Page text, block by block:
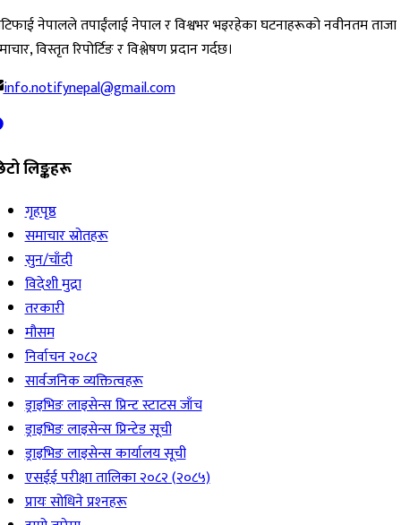
नेपालले तपाईंलाई नेपाल र विश्वभर भइरहेका घटनाहरूको नवीनतम ताजा
विस्तृत रिपोर्टिङ र विश्लेषण प्रदान गर्दछ।
info.notifynepal@gmail.com
लिङ्कहरू
गृहपृष्ठ
समाचार स्रोतहरू
सुन/चाँदी
विदेशी मुद्रा
तरकारी
मौसम
निर्वाचन २०८२
सार्वजनिक व्यक्तित्वहरू
ड्राइभिङ लाइसेन्स प्रिन्ट स्टाटस जाँच
ड्राइभिङ लाइसेन्स प्रिन्टेड सूची
ड्राइभिङ लाइसेन्स कार्यालय सूची
एसईई परीक्षा तालिका २०८२ (२०८५)
प्रायः सोधिने प्रश्‍नहरू